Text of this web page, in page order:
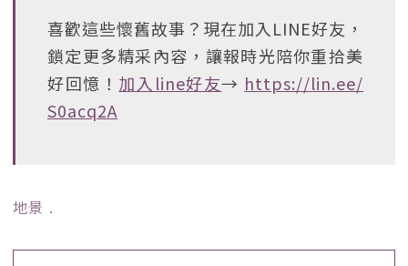
喜歡這些懷舊故事？現在加入LINE好友，
鎖定更多精采內容，讓報時光陪你重拾美
好回憶！ 加入line好友→ https://lin.ee/
S0acq2A
地景 ﹒